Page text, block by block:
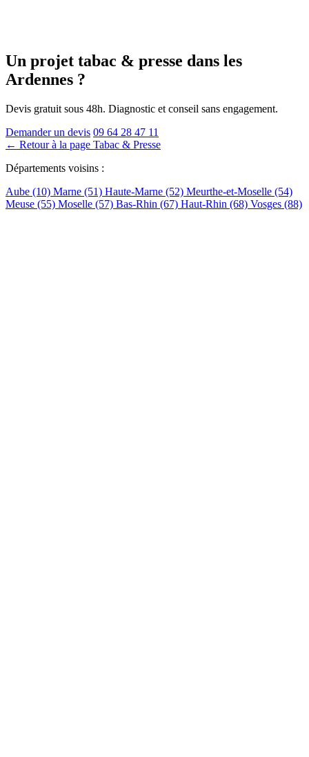
Un projet tabac & presse dans les
Ardennes ?
Devis gratuit sous 48h. Diagnostic et conseil sans engagement.
Demander un devis 09 64 28 47 11
← Retour à la page Tabac & Presse
Départements voisins :
Aube (10) Marne (51) Haute-Marne (52) Meurthe-et-Moselle (54)
Meuse (55) Moselle (57) Bas-Rhin (67) Haut-Rhin (68) Vosges (88)